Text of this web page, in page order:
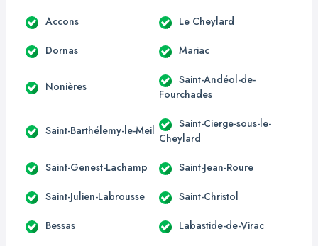
Accons Le Cheylard
Dornas Mariac
Nonières
Saint-Andéol-de-
Fourchades
Saint-Barthélemy-le-Meil
Saint-Cierge-sous-le-
Cheylard
Saint-Genest-Lachamp Saint-Jean-Roure
Saint-Julien-Labrousse Saint-Christol
Bessas Labastide-de-Virac